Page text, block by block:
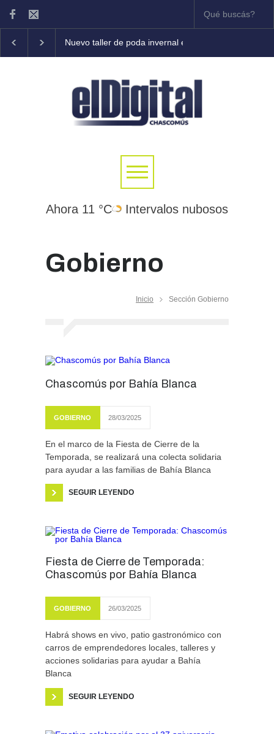
Nuevo taller de poda invernal en frutales
Ahora 11 °C Intervalos nubosos
Gobierno
Inicio Sección Gobierno
Chascomús por Bahía Blanca
GOBIERNO 28/03/2025
En el marco de la Fiesta de Cierre de la
Temporada, se realizará una colecta solidaria
para ayudar a las familias de Bahía Blanca
SEGUIR LEYENDO
Fiesta de Cierre de Temporada:
Chascomús por Bahía Blanca
GOBIERNO 26/03/2025
Habrá shows en vivo, patio gastronómico con
carros de emprendedores locales, talleres y
acciones solidarias para ayudar a Bahía
Blanca
SEGUIR LEYENDO